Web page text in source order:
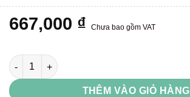
667,000 ₫ Chưa bao gồm VAT
SG555K số lượng
THÊM VÀO GIỎ HÀNG